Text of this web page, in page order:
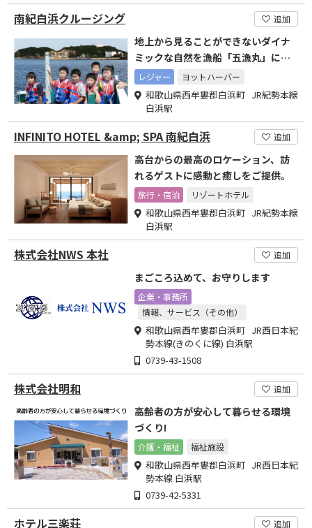
南紀白浜クルージング 追加
地上から見ることができないダイナ
ミックな自然を漁船「五漁丸」に乗
って一緒に楽しみましょう
レジャー ヨットハーバー
和歌山県西牟婁郡白浜町 JR紀勢本線
白浜駅
INFINITO HOTEL &amp; SPA 南紀白浜 追加
高台からの最高のロケーション、訪
れるゲストに感動と癒しをご提供。
旅行・宿泊 リゾートホテル
和歌山県西牟婁郡白浜町 JR紀勢本線
白浜駅
株式会社NWS 本社 追加
まごころ込めて、お守りします
企業・事務所
情報、サービス（その他）
和歌山県西牟婁郡白浜町 JR西日本紀
勢本線(きのくに線) 白浜駅
0739-43-1508
株式会社明和 追加
高齢者の方が安心して暮らせる環境
づくり!
介護・福祉 福祉施設
和歌山県西牟婁郡白浜町 JR西日本紀
勢本線 白浜駅
0739-42-5331
ホテル三楽荘 追加